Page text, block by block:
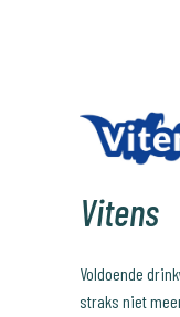
Vitens
Voldoende
straks niet